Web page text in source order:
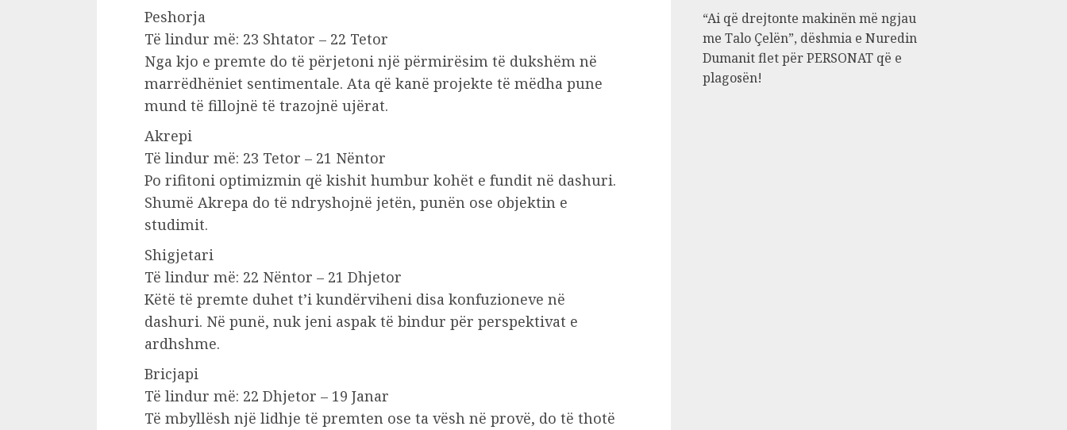
Peshorja
Të lindur më: 23 Shtator – 22 Tetor
Nga kjo e premte do të përjetoni një përmirësim të dukshëm në
marrëdhëniet sentimentale. Ata që kanë projekte të mëdha pune
mund të fillojnë të trazojnë ujërat.
Akrepi
Të lindur më: 23 Tetor – 21 Nëntor
Po rifitoni optimizmin që kishit humbur kohët e fundit në dashuri.
Shumë Akrepa do të ndryshojnë jetën, punën ose objektin e
studimit.
Shigjetari
Të lindur më: 22 Nëntor – 21 Dhjetor
Këtë të premte duhet t’i kundërviheni disa konfuzioneve në
dashuri. Në punë, nuk jeni aspak të bindur për perspektivat e
ardhshme.
Bricjapi
Të lindur më: 22 Dhjetor – 19 Janar
Të mbyllësh një lidhje të premten ose ta vësh në provë, do të thotë
“Ai që drejtonte makinën më ngjau
me Talo Çelën”, dëshmia e Nuredin
Dumanit flet për PERSONAT që e
plagosën!